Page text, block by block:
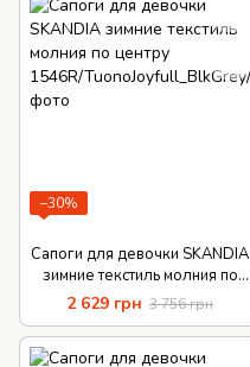
−30%
Сапоги для девочки SKANDIA
зимние текстиль молния по
центру
2 629 грн 3 756 грн